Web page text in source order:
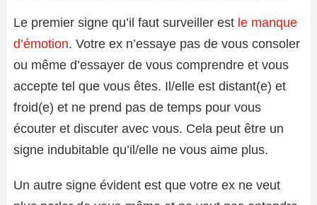
Le premier signe qu’il faut surveiller est le manque
d’émotion. Votre ex n’essaye pas de vous consoler
ou même d’essayer de vous comprendre et vous
accepte tel que vous êtes. Il/elle est distant(e) et
froid(e) et ne prend pas de temps pour vous
écouter et discuter avec vous. Cela peut être un
signe indubitable qu’il/elle ne vous aime plus.
Un autre signe évident est que votre ex ne veut